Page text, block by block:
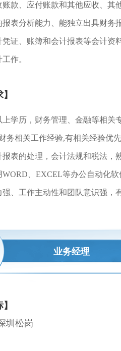
账款、应付账款和其他应收、其
报表分析能力、能独立出具财务
凭证、账簿和会计报表等会计资
作。
上学历，财务管理、金融等相关
务相关工作经验,有相关经验优
报表的处理，会计法规和税法，
WORD、EXCEL等办公自动化软
强、工作主动性和团队意识强，
业务经理
圳松岗